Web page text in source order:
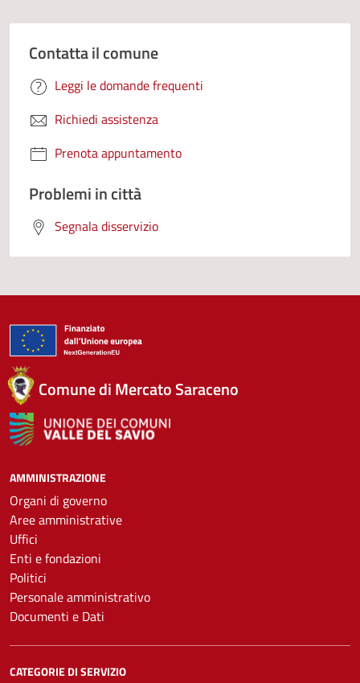
Contatta il comune
Leggi le domande frequenti
Richiedi assistenza
Prenota appuntamento
Problemi in città
Segnala disservizio
Comune di Mercato Saraceno
AMMINISTRAZIONE
Organi di governo
Aree amministrative
Uffici
Enti e fondazioni
Politici
Personale amministrativo
Documenti e Dati
CATEGORIE DI SERVIZIO